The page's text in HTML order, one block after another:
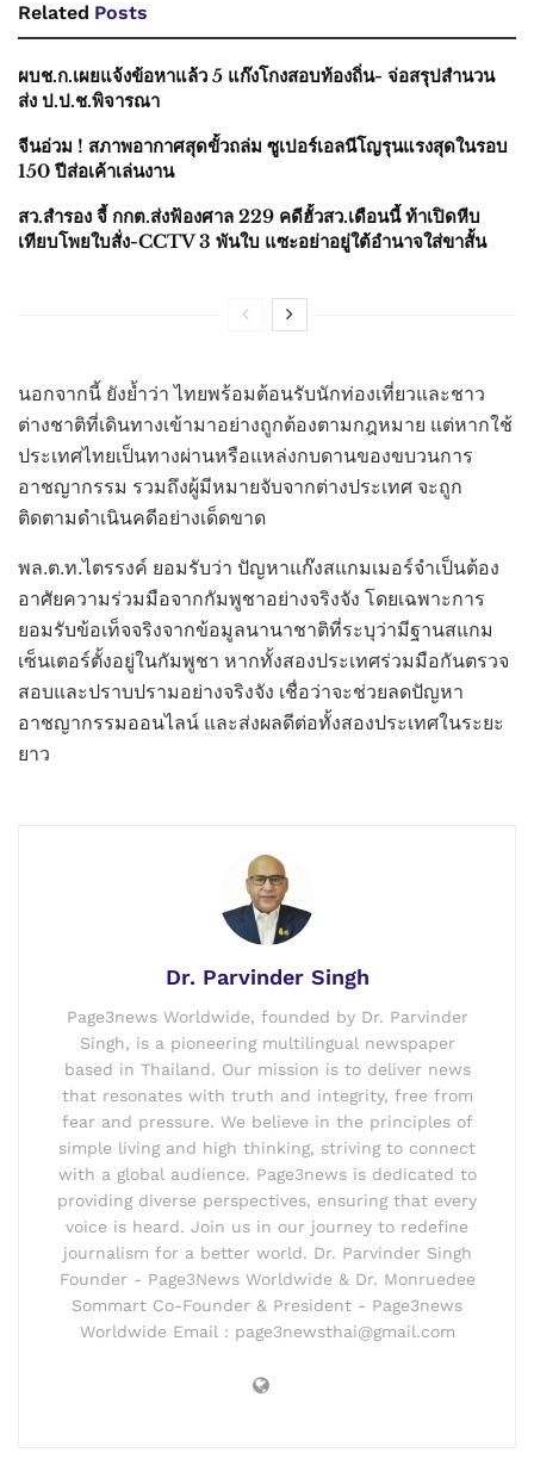
Related Posts
ผบช.ก.เผยแจ้งข้อหาแล้ว 5 แก๊งโกงสอบท้องถิ่น- จ่อสรุปสำนวน
ส่ง ป.ป.ช.พิจารณา
จีนอ่วม ! สภาพอากาศสุดขั้วถล่ม ซูเปอร์เอลนีโญรุนแรงสุดในรอบ
150 ปีส่อเค้าเล่นงาน
สว.สำรอง จี้ กกต.ส่งฟ้องศาล 229 คดีฮั้วสว.เดือนนี้ ท้าเปิดหีบ
เทียบโพยใบสั่ง-CCTV 3 พันใบ แซะอย่าอยู่ใต้อำนาจใส่ขาสั้น
นอกจากนี้ ยังย้ำว่า ไทยพร้อมต้อนรับนักท่องเที่ยวและชาว
ต่างชาติที่เดินทางเข้ามาอย่างถูกต้องตามกฎหมาย แต่หากใช้
ประเทศไทยเป็นทางผ่านหรือแหล่งกบดานของขบวนการ
อาชญากรรม รวมถึงผู้มีหมายจับจากต่างประเทศ จะถูก
ติดตามดำเนินคดีอย่างเด็ดขาด
พล.ต.ท.ไตรรงค์ ยอมรับว่า ปัญหาแก๊งสแกมเมอร์จำเป็นต้อง
อาศัยความร่วมมือจากกัมพูชาอย่างจริงจัง โดยเฉพาะการ
ยอมรับข้อเท็จจริงจากข้อมูลนานาชาติที่ระบุว่ามีฐานสแกม
เซ็นเตอร์ตั้งอยู่ในกัมพูชา หากทั้งสองประเทศร่วมมือกันตรวจ
สอบและปราบปรามอย่างจริงจัง เชื่อว่าจะช่วยลดปัญหา
อาชญากรรมออนไลน์ และส่งผลดีต่อทั้งสองประเทศในระยะ
ยาว
Dr. Parvinder Singh
Page3news Worldwide, founded by Dr. Parvinder
Singh, is a pioneering multilingual newspaper
based in Thailand. Our mission is to deliver news
that resonates with truth and integrity, free from
fear and pressure. We believe in the principles of
simple living and high thinking, striving to connect
with a global audience. Page3news is dedicated to
providing diverse perspectives, ensuring that every
voice is heard. Join us in our journey to redefine
journalism for a better world. Dr. Parvinder Singh
Founder - Page3News Worldwide & Dr. Monruedee
Sommart Co-Founder & President - Page3news
Worldwide Email : page3newsthai@gmail.com